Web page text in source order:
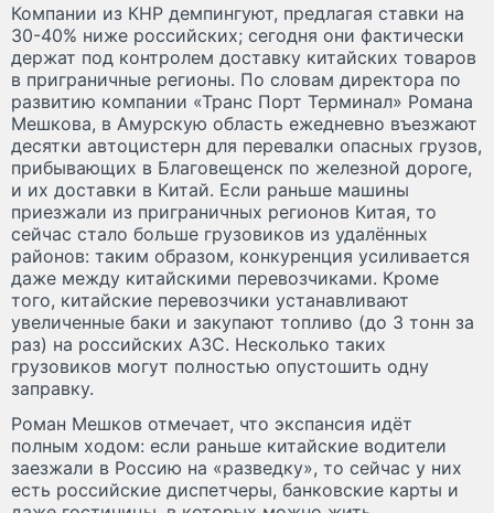
Компании из КНР демпингуют, предлагая ставки на
30-40% ниже российских; сегодня они фактически
держат под контролем доставку китайских товаров
в приграничные регионы. По словам директора по
развитию компании «Транс Порт Терминал» Романа
Мешкова, в Амурскую область ежедневно въезжают
десятки автоцистерн для перевалки опасных грузов,
прибывающих в Благовещенск по железной дороге,
и их доставки в Китай. Если раньше машины
приезжали из приграничных регионов Китая, то
сейчас стало больше грузовиков из удалённых
районов: таким образом, конкуренция усиливается
даже между китайскими перевозчиками. Кроме
того, китайские перевозчики устанавливают
увеличенные баки и закупают топливо (до 3 тонн за
раз) на российских АЗС. Несколько таких
грузовиков могут полностью опустошить одну
заправку.
Роман Мешков отмечает, что экспансия идёт
полным ходом: если раньше китайские водители
заезжали в Россию на «разведку», то сейчас у них
есть российские диспетчеры, банковские карты и